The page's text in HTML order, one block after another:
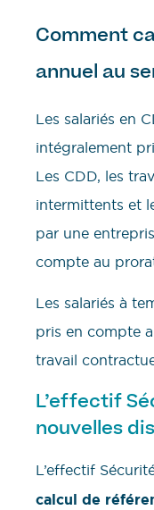
Comment
annuel au
Les salariés en
intégralement
Les CDD, les
intermittents et
par une
compte au
Les salariés à
pris en compte
travail
L’effectif
nouvelles
L’effectif
calcul de